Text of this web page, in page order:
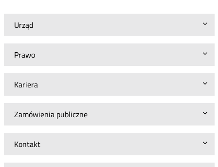
Urząd
Prawo
Kariera
Zamówienia publiczne
Kontakt